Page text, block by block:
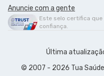
Anuncie com a gente
Este selo certifica
confiança.
Última
© 2007 - 2026 Tua